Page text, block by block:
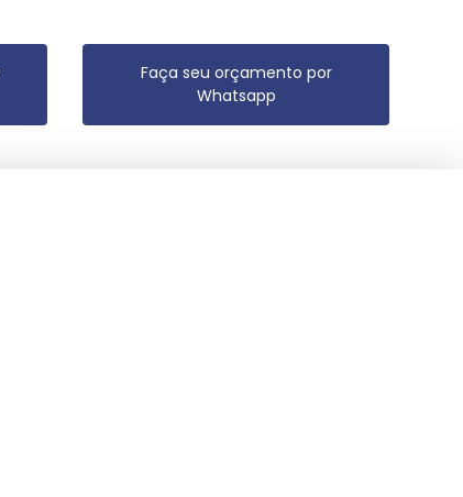
Faça seu orçamento por
Whatsapp